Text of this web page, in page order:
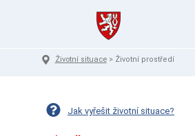
Životní situace > Životní prostředí
Jak vyřešit životní situace?